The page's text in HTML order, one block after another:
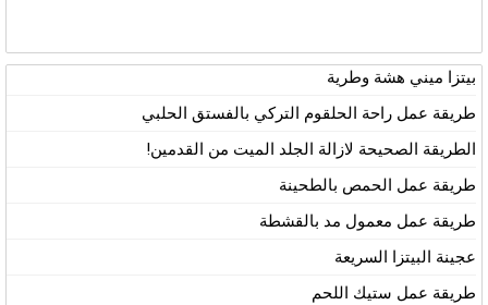
بيتزا ميني هشة وطرية
طريقة عمل راحة الحلقوم التركي بالفستق الحلبي
الطريقة الصحيحة لازالة الجلد الميت من القدمين!
طريقة عمل الحمص بالطحينة
طريقة عمل معمول مد بالقشطة
عجينة البيتزا السريعة
طريقة عمل ستيك اللحم